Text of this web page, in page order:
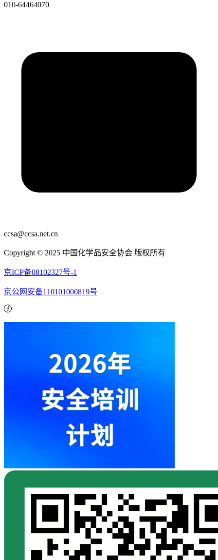
010-64464070
ccsa@ccsa.net.cn
Copyright © 2025 中国化学品安全协会 版权所有
京ICP备08102327号-1
京公网安备110101000819号